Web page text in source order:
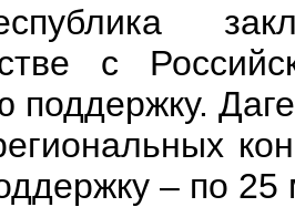
с
поддержку.
– по